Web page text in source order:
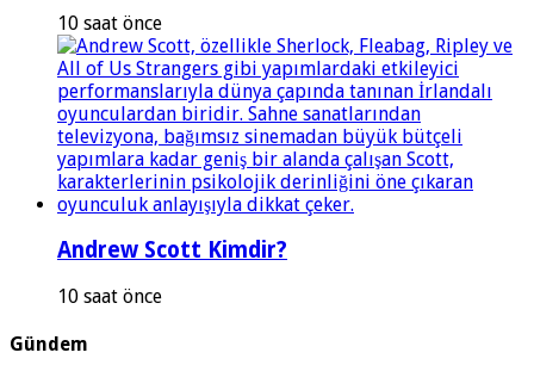
10 saat önce
Andrew Scott Kimdir?
10 saat önce
Gündem